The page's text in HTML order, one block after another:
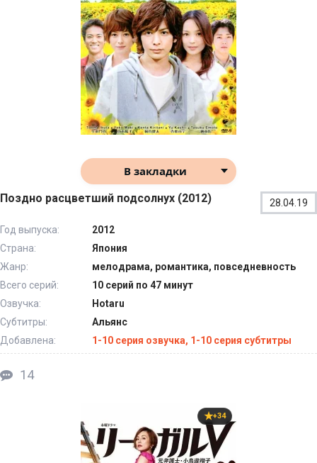
В закладки
Поздно расцветший подсолнух (2012) 28.04.19
Год выпуска:
2012
Страна:
Япония
Жанр:
мелодрама, романтика, повседневность
Всего серий:
10 серий по 47 минут
Озвучка:
Hotaru
Субтитры:
Альянс
Добавлена:
1-10 серия озвучка, 1-10 серия субтитры
14
+34